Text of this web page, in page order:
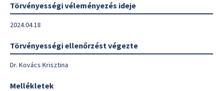
Törvényességi véleményezés ideje
2024.04.18
Törvényességi ellenőrzést végezte
Dr. Kovács Krisztina
Mellékletek